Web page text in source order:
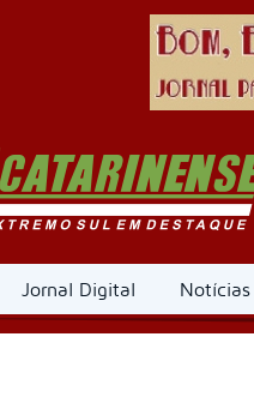
Jornal Digital Notícias